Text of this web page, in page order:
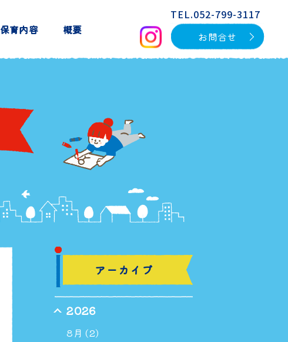
保育内容 概要
TEL.052-799-3117
お問合せ
アーカイブ
2026
8月 (2)